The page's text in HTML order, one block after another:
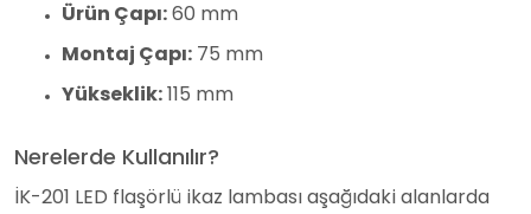
Ürün Çapı: 60 mm
Montaj Çapı: 75 mm
Yükseklik: 115 mm
Nerelerde Kullanılır?
İK-201 LED flaşörlü ikaz lambası aşağıdaki alanlarda